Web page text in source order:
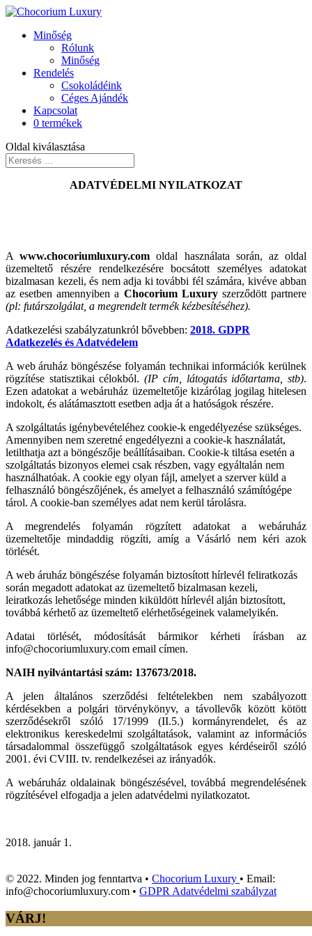
Minőség
Rólunk
Minőség
Rendelés
Csokoládéink
Céges Ajándék
Kapcsolat
0 termékek
Oldal kiválasztása
ADATVÉDELMI NYILATKOZAT
Awww.chocoriumluxury.com oldal használata során, az oldal
üzemeltető részére rendelkezésére bocsátott személyes adatokat
bizalmasan kezeli, és nem adja ki további fél számára, kivéve abban
az esetben amennyiben a Chocorium Luxuryszerződött partnere
(pl: futárszolgálat, a megrendelt termék kézbesítéséhez).
Adatkezelési szabályzatunkról bővebben: 2018. GDPR
Adatkezelés és Adatvédelem
A web áruház böngészése folyamán technikai információk kerülnek
rögzítése statisztikai célokból.(IP cím, látogatás időtartama, stb).
Ezen adatokat a webáruház üzemeltetője kizárólag jogilag hitelesen
indokolt, és alátámasztott esetben adja át a hatóságok részére.
A szolgáltatás igénybevételéhez cookie-k engedélyezése szükséges.
Amennyiben nem szeretné engedélyezni a cookie-k használatát,
letilthatja azt a böngészője beállításaiban. Cookie-k tiltása esetén a
szolgáltatás bizonyos elemei csak részben, vagy egyáltalán nem
használhatóak. A cookie egy olyan fájl, amelyet a szerver küld a
felhasználó böngészőjének, és amelyet a felhasználó számítógépe
tárol. A cookie-ban személyes adat nem kerül tárolásra.
A megrendelés folyamán rögzített adatokat a webáruház
üzemeltetője mindaddig rögzíti, amíg a Vásárló nem kéri azok
törlését.
A web áruház böngészése folyamán biztosított hírlevél feliratkozás
során megadott adatokat az üzemeltető bizalmasan kezeli,
leiratkozás lehetősége minden kiküldött hírlevél alján biztosított,
továbbá kérhető az üzemeltető elérhetőségeinek valamelyikén.
Adatai törlését, módosítását bármikor kérheti írásban az
info@chocoriumluxury.com email címen.
NAIH nyilvántartási szám: 137673/2018.
A jelen általános szerződési feltételekben nem szabályozott
kérdésekben a polgári törvénykönyv, a távollevők között kötött
szerződésekről szóló 17/1999 (II.5.) kormányrendelet, és az
elektronikus kereskedelmi szolgáltatások, valamint az információs
társadalommal összefüggő szolgáltatások egyes kérdéseiről szóló
2001. évi CVIII. tv. rendelkezései az irányadók.
A webáruház oldalainak böngészésével, továbbá megrendelésének
rögzítésével elfogadja a jelen adatvédelmi nyilatkozatot.
január 1.
© 2022. Minden jog fenntartva • Chocorium Luxury • Email:
info@chocoriumluxury.com • GDPR Adatvédelmi szabályzat
VÁRJ!